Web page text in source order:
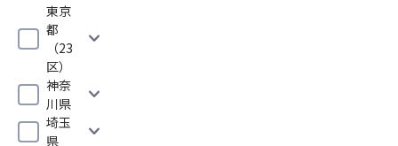
東京
都
（23
区）
expand_more
神奈
川県
expand_more
埼玉
県
expand_more